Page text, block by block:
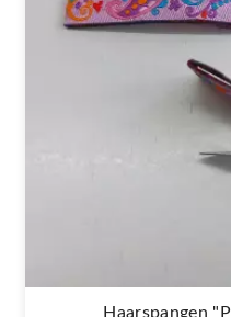
Haarspangen